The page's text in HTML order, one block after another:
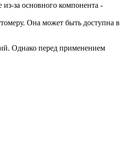
за основного компонента -
Она может быть доступна в
Однако перед применением